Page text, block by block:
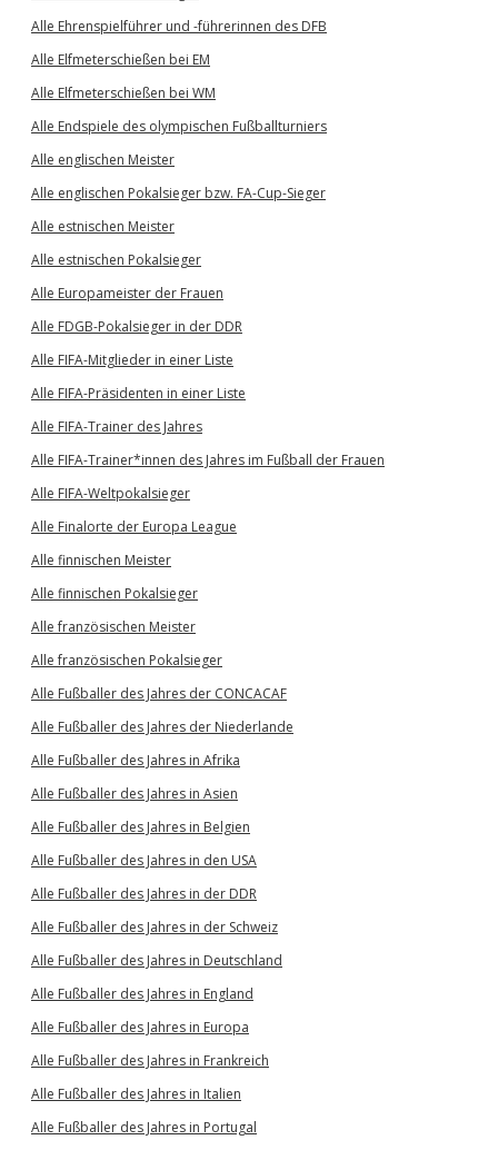
Alle Ehrenspielführer und -führerinnen des DFB
Alle Elfmeterschießen bei EM
Alle Elfmeterschießen bei WM
Alle Endspiele des olympischen Fußballturniers
Alle englischen Meister
Alle englischen Pokalsieger bzw. FA-Cup-Sieger
Alle estnischen Meister
Alle estnischen Pokalsieger
Alle Europameister der Frauen
Alle FDGB-Pokalsieger in der DDR
Alle FIFA-Mitglieder in einer Liste
Alle FIFA-Präsidenten in einer Liste
Alle FIFA-Trainer des Jahres
Alle FIFA-Trainer*innen des Jahres im Fußball der Frauen
Alle FIFA-Weltpokalsieger
Alle Finalorte der Europa League
Alle finnischen Meister
Alle finnischen Pokalsieger
Alle französischen Meister
Alle französischen Pokalsieger
Alle Fußballer des Jahres der CONCACAF
Alle Fußballer des Jahres der Niederlande
Alle Fußballer des Jahres in Afrika
Alle Fußballer des Jahres in Asien
Alle Fußballer des Jahres in Belgien
Alle Fußballer des Jahres in den USA
Alle Fußballer des Jahres in der DDR
Alle Fußballer des Jahres in der Schweiz
Alle Fußballer des Jahres in Deutschland
Alle Fußballer des Jahres in England
Alle Fußballer des Jahres in Europa
Alle Fußballer des Jahres in Frankreich
Alle Fußballer des Jahres in Italien
Alle Fußballer des Jahres in Portugal